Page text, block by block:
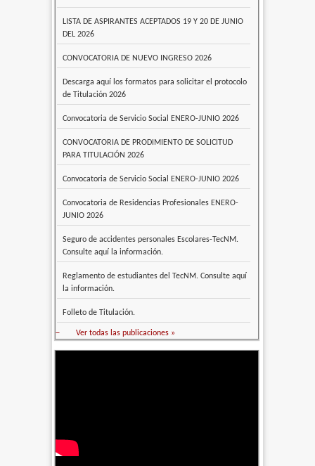
LISTA DE ASPIRANTES ACEPTADOS 19 Y 20 DE JUNIO
DEL 2026
CONVOCATORIA DE NUEVO INGRESO 2026
Descarga aquí los formatos para solicitar el protocolo
de Titulación 2026
Convocatoria de Servicio Social ENERO-JUNIO 2026
CONVOCATORIA DE PRODIMIENTO DE SOLICITUD
PARA TITULACIÓN 2026
Convocatoria de Servicio Social ENERO-JUNIO 2026
Convocatoria de Residencias Profesionales ENERO-
JUNIO 2026
Seguro de accidentes personales Escolares-TecNM.
Consulte aquí la información.
Reglamento de estudiantes del TecNM. Consulte aquí
la información.
Folleto de Titulación.
– Ver todas las publicaciones »